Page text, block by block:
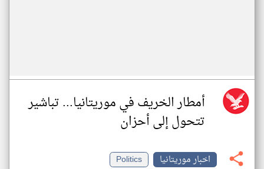
أمطار الخريف في موريتانيا... تباشير
تتحول إلى أحزان
اخبار موريتانيا
Politics